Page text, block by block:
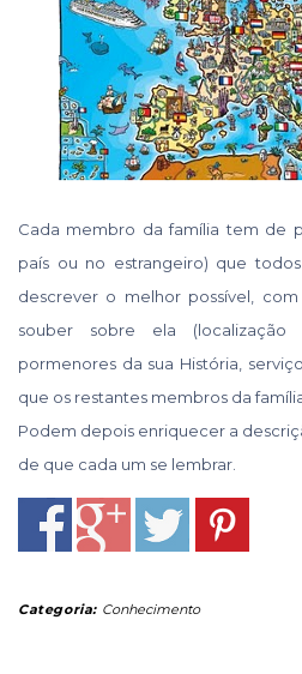
Cada membro da família tem de
país ou no estrangeiro) que
descrever o melhor possível,
souber sobre ela (localização
pormenores da sua História,
que os restantes membros da
Podem depois enriquecer a
de que cada um se lembrar.
Categoria: Conhecimento